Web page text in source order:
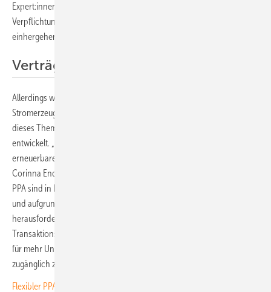
Expert:innen von der Dena. Das könne mit besonderen
Verpflichtungen bei Bilanzierung und Finanzberichterstattung
einhergehen.
Verträge sind komplex
Allerdings werden die virtuellen PPA für den Ausbau der erneuerbaren
Stromerzeugung immer wichtiger. Deshalb haben sich die Partner
dieses Themas angenommen und den standardisierten Vertrag
entwickelt. „Der marktgetriebene, ungeförderte Zubau der
erneuerbaren Energien über PPA wird immer wichtiger“, begründet
Corinna Ender, Vorsitzende der Geschäftsführung der Dena. „Virtuelle
PPA sind in Deutschland und Europa vergleichsweise wenig verbreitet
und aufgrund der vertraglichen Komplexitäten besonders
herausfordernd. Das neue Vertragsmuster verringert die
Transaktionskosten für Marktakteure und trägt dazu bei, das Modell
für mehr Unternehmen branchenübergreifend in Deutschland
zugänglich zu machen.“
Flexibler PPA: Return liefert Speicherstrom nach Bedarf